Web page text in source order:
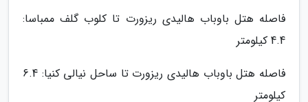
فاصله هتل باوباب هالیدی ریزورت تا کلوب گلف ممباسا:
4.4 کیلومتر
فاصله هتل باوباب هالیدی ریزورت تا ساحل نیالی کنیا: 6.4
کیلومتر